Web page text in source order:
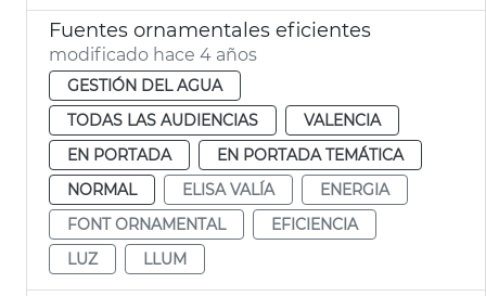
Fuentes ornamentales eficientes
modificado hace 4 años
GESTIÓN DEL AGUA
TODAS LAS AUDIENCIAS
VALENCIA
EN PORTADA
EN PORTADA TEMÁTICA
NORMAL
ELISA VALÍA
ENERGIA
FONT ORNAMENTAL
EFICIENCIA
LUZ
LLUM